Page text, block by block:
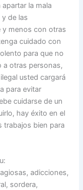
la mala
de las
menos con otras
cuidado con
para que no
a otras personas,
usted cargará
para evitar
cuidarse de un
hay éxito en el
trabajos bien para
adicciones,
sordera,